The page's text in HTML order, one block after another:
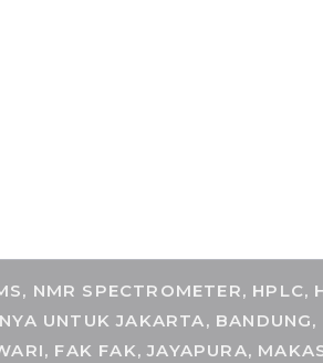
NMR SPECTROMETER, HPLC,
UNTUK JAKARTA, BANDUNG,
FAK FAK, JAYAPURA,